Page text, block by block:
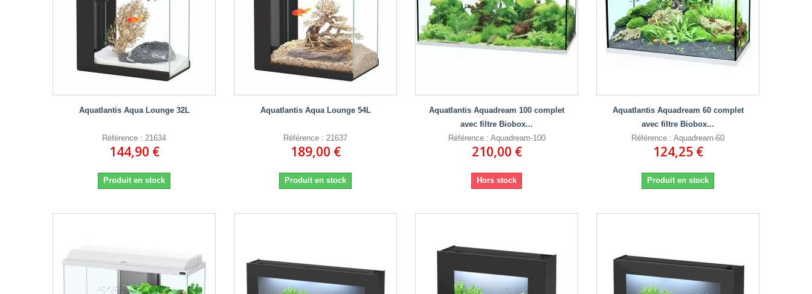
Aquatlantis Aqua Lounge 32L
Référence : 21634
144,90 €
Produit en stock
Aquatlantis Aqua Lounge 54L
Référence : 21637
189,00 €
Produit en stock
Aquatlantis Aquadream 100 complet
avec filtre Biobox...
Référence : Aquadream-100
210,00 €
Hors stock
Aquatlantis Aquadream 60 complet
avec filtre Biobox...
Référence : Aquadream-60
124,25 €
Produit en stock